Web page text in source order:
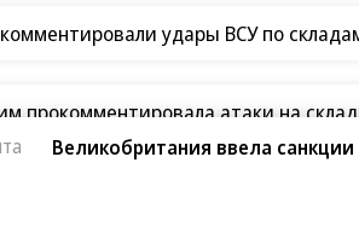
удары ВСУ по
прокомментировала атаки на
Великобритания ввела